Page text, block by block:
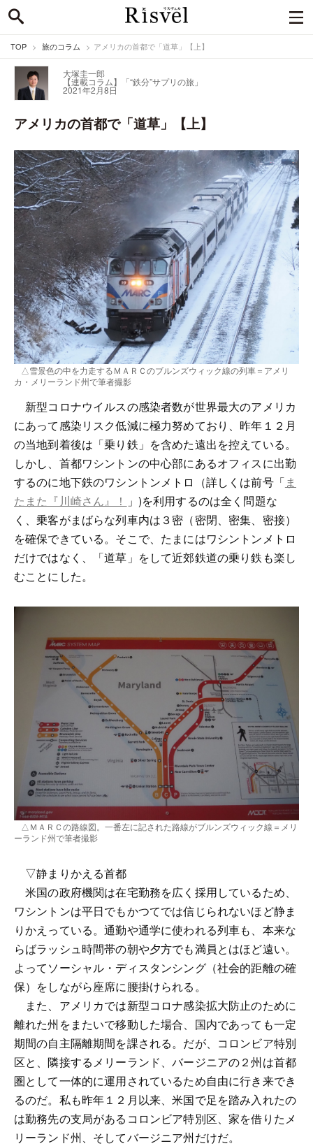
TOP 旅のコラム アメリカの首都で「道草」【上】
大塚圭一郎
【連載コラム】「“鉄分”サプリの旅」
2021年2月8日
アメリカの首都で「道草」【上】
△雪景色の中を力走するＭＡＲＣのブルンズウィック線の列車＝アメリ
カ・メリーランド州で筆者撮影
新型コロナウイルスの感染者数が世界最大のアメリカ
にあって感染リスク低減に極力努めており、昨年１２月
の当地到着後は「乗り鉄」を含めた遠出を控えている。
しかし、首都ワシントンの中心部にあるオフィスに出勤
するのに地下鉄のワシントンメトロ（詳しくは前号「ま
たまた『川崎さん』！ 」)を利用するのは全く問題な
く、乗客がまばらな列車内は３密（密閉、密集、密接）
を確保できている。そこで、たまにはワシントンメトロ
だけではなく、「道草」をして近郊鉄道の乗り鉄も楽し
むことにした。
△ＭＡＲＣの路線図。一番左に記された路線がブルンズウィック線＝メリ
ーランド州で筆者撮影
▽静まりかえる首都
米国の政府機関は在宅勤務を広く採用しているため、
ワシントンは平日でもかつてでは信じられないほど静ま
りかえっている。通勤や通学に使われる列車も、本来な
らばラッシュ時間帯の朝や夕方でも満員とはほど遠い。
よってソーシャル・ディスタンシング（社会的距離の確
保）をしながら座席に腰掛けられる。
また、アメリカでは新型コロナ感染拡大防止のために
離れた州をまたいで移動した場合、国内であっても一定
期間の自主隔離期間を課される。だが、コロンビア特別
区と、隣接するメリーランド、バージニアの２州は首都
圏として一体的に運用されているため自由に行き来でき
るのだ。私も昨年１２月以来、米国で足を踏み入れたの
は勤務先の支局があるコロンビア特別区、家を借りたメ
リーランド州、そしてバージニア州だけだ。